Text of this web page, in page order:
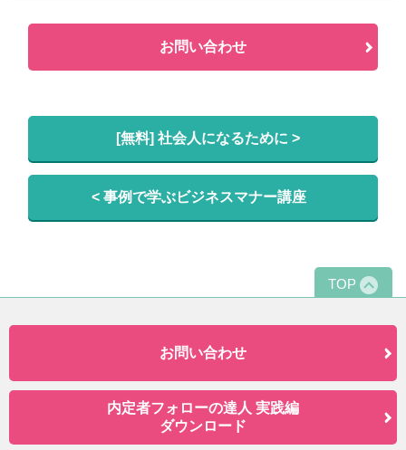
お問い合わせ
[無料] 社会人になるために >
< 事例で学ぶビジネスマナー講座
TOP
お問い合わせ
内定者フォローの達人 実践編
ダウンロード